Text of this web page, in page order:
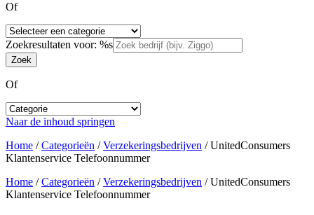
Of
Zoekresultaten voor: %s
Of
Naar de inhoud springen
Home /Categorieën /Verzekeringsbedrijven /UnitedConsumers
Klantenservice Telefoonnummer
Home /Categorieën /Verzekeringsbedrijven /UnitedConsumers
Klantenservice Telefoonnummer